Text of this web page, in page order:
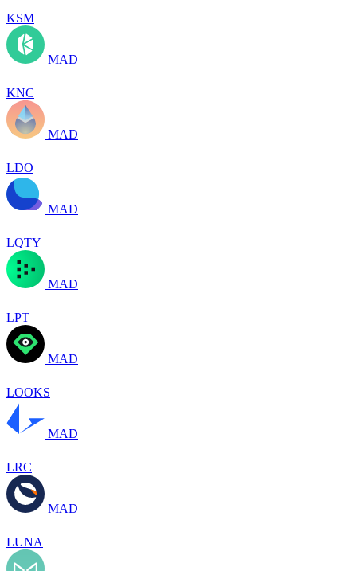
KSM
MAD
KNC
MAD
LDO
MAD
LQTY
MAD
LPT
MAD
LOOKS
MAD
LRC
MAD
LUNA